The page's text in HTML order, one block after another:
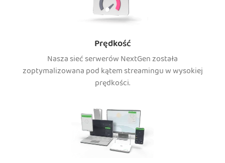
Prędkość
Nasza sieć serwerów NextGen została
zoptymalizowana pod kątem streamingu w wysokiej
prędkości.